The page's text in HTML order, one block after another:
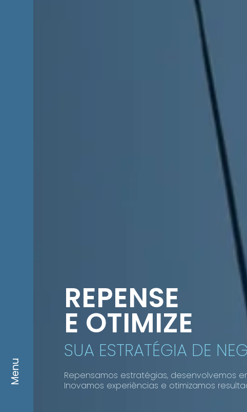
Menu
REPENSE
E OTIMIZE
SUA ESTRATÉGIA DE
Repensamos estratégias, desenvolvemos
Inovamos experiências e otimizamos